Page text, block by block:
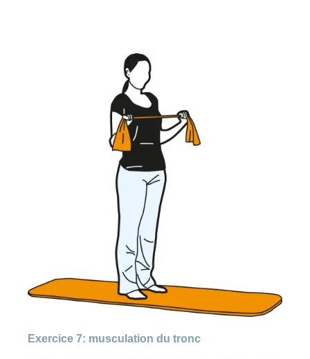
Exercice 7: musculation du tronc